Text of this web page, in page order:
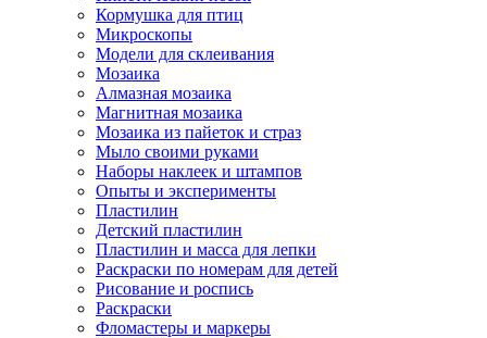
Кормушка для птиц
Микроскопы
Модели для склеивания
Мозаика
Алмазная мозаика
Магнитная мозаика
Мозаика из пайеток и страз
Мыло своими руками
Наборы наклеек и штампов
Опыты и эксперименты
Пластилин
Детский пластилин
Пластилин и масса для лепки
Раскраски по номерам для детей
Рисование и роспись
Раскраски
Фломастеры и маркеры